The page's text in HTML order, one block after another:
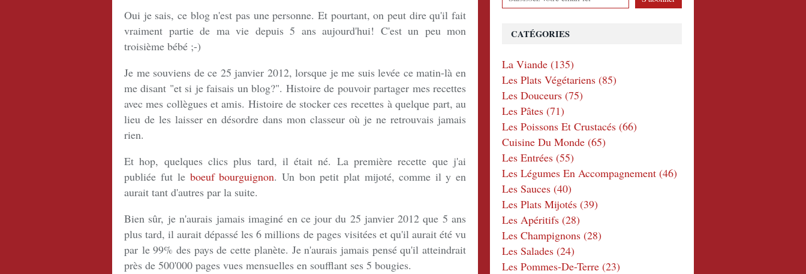
Oui je sais, ce blog n'est pas une personne. Et pourtant, on peut dire qu'il fait
vraiment partie de ma vie depuis 5 ans aujourd'hui! C'est un peu mon
troisième bébé ;-)
Je me souviens de ce 25 janvier 2012, lorsque je me suis levée ce matin-là en
me disant "et si je faisais un blog?". Histoire de pouvoir partager mes recettes
avec mes collègues et amis. Histoire de stocker ces recettes à quelque part, au
lieu de les laisser en désordre dans mon classeur où je ne retrouvais jamais
rien.
Et hop, quelques clics plus tard, il était né. La première recette que j'ai
publiée fut le boeuf bourguignon. Un bon petit plat mijoté, comme il y en
aurait tant d'autres par la suite.
Bien sûr, je n'aurais jamais imaginé en ce jour du 25 janvier 2012 que 5 ans
plus tard, il aurait dépassé les 6 millions de pages visitées et qu'il aurait été vu
par le 99% des pays de cette planète. Je n'aurais jamais pensé qu'il atteindrait
près de 500'000 pages vues mensuelles en soufflant ses 5 bougies.
CATÉGORIES
La Viande (135)
Les Plats Végétariens (85)
Les Douceurs (75)
Les Pâtes (71)
Les Poissons Et Crustacés (66)
Cuisine Du Monde (65)
Les Entrées (55)
Les Légumes En Accompagnement (46)
Les Sauces (40)
Les Plats Mijotés (39)
Les Apéritifs (28)
Les Champignons (28)
Les Salades (24)
Les Pommes-De-Terre (23)